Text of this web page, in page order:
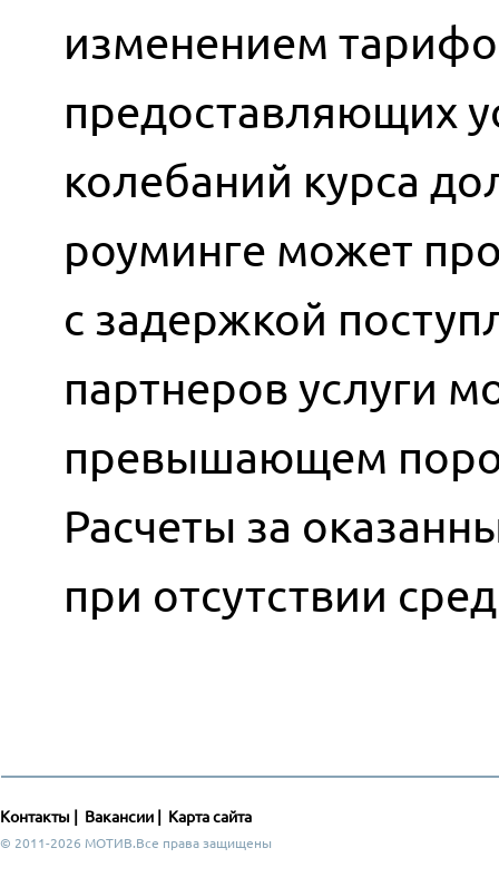
изменением
предоставляющих
колебаний курса
роуминге может
с задержкой
партнеров услуги
превышающем
Расчеты за
при отсутствии
Контакты Вакансии Карта сайта
© 2011-2026 МОТИВ.Все права защищены